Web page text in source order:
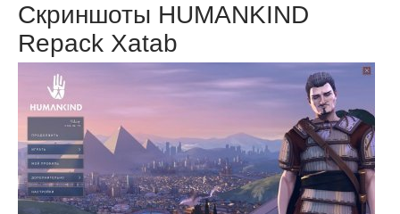
Скриншоты HUMANKIND
Repack Xatab